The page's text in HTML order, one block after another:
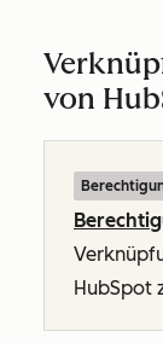
von
HubSpot